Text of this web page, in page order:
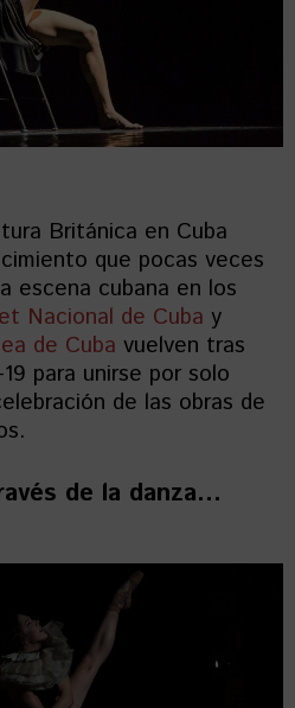
Británica en Cuba
que pocas veces
escena cubana en los
Nacional de Cuba y
de Cuba vuelven tras
para unirse por solo
de las obras de
de la danza…